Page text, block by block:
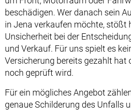
beschädigen. Wer danach sein
in Jena verkaufen möchte, stößt
Unsicherheit bei der
und Verkauf. Für uns spielt es
Versicherung bereits gezahlt hat
noch geprüft wird.
Für ein mögliches Angebot
genaue Schilderung des Unfalls